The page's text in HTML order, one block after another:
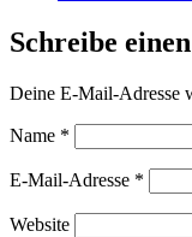
Schreibe
Deine E-Mail-Adresse
Name *
E-Mail-Adresse *
Website